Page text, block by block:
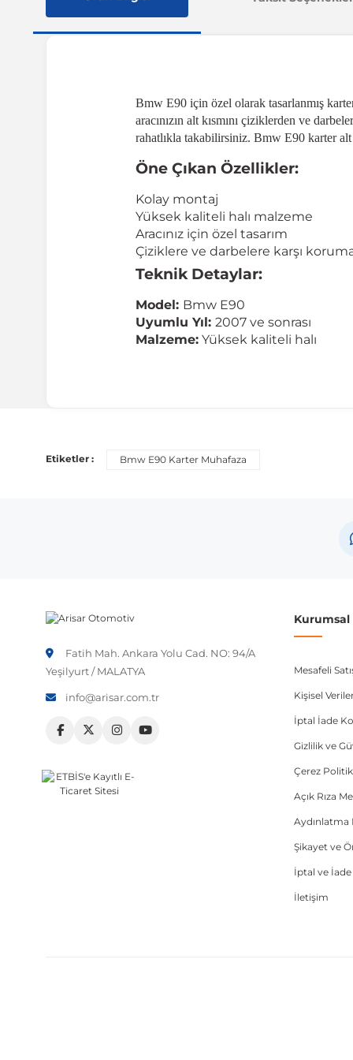
Bmw E90 için özel olarak tasarlanmış
aracınızın alt kısmını çiziklerden ve
rahatlıkla takabilirsiniz. Bmw E90 karter alt
Öne Çıkan Özellikler:
Kolay montaj
Yüksek kaliteli halı malzeme
Aracınız için özel tasarım
Çiziklere ve darbelere karşı
Teknik Detaylar:
Model: Bmw E90
Uyumlu Yıl: 2007 ve sonrası
Malzeme: Yüksek kaliteli halı
Araç üreticileri aynı model yılı içerisinde farklı
Etiketler : Bmw E90 Karter Muhafaza
Fatih Mah. Ankara Yolu Cad. NO: 94/A
Yeşilyurt / MALATYA
info@arisar.com.tr
Mesafeli
Kişisel
İptal İade
Gizlilik ve
Çerez
Açık Rıza
Aydınlatma
Şikayet ve
İptal ve
İletişim